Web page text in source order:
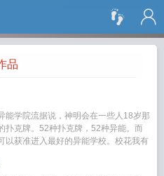
搜 索
品
能学院流据说，神明会在一些人18岁那
扑克牌。52种扑克牌，52种异能。而
以获准进入最好的异能学校。校花我有